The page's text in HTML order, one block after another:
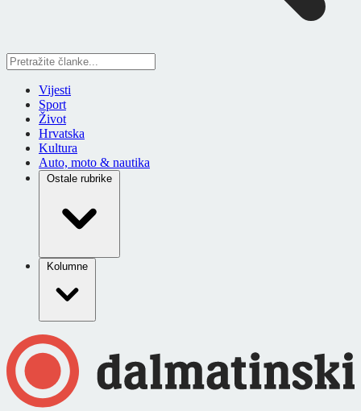
Vijesti
Sport
Život
Hrvatska
Kultura
Auto, moto & nautika
Ostale rubrike
Kolumne